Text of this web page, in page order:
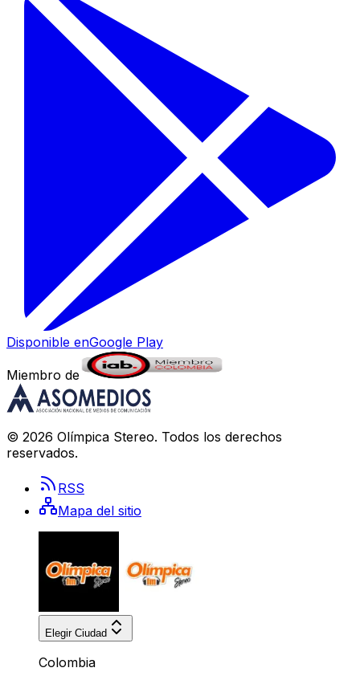
Disponible enGoogle Play
Miembro de
© 2026 Olímpica Stereo. Todos los derechos
reservados.
RSS
Mapa del sitio
Elegir Ciudad
Colombia